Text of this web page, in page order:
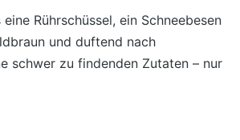
Rührschüssel, ein Schneebesen
und duftend nach
schwer zu findenden Zutaten – nur